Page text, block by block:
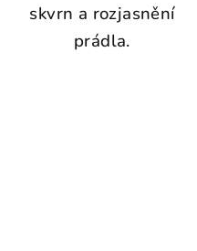
skvrn a rozjasnění
prádla.